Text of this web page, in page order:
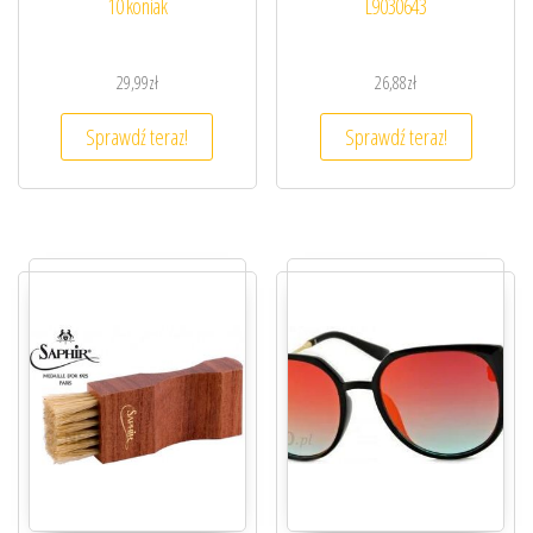
10 koniak
29,99zł
Sprawdź teraz!
L9030643
26,88zł
Sprawdź teraz!